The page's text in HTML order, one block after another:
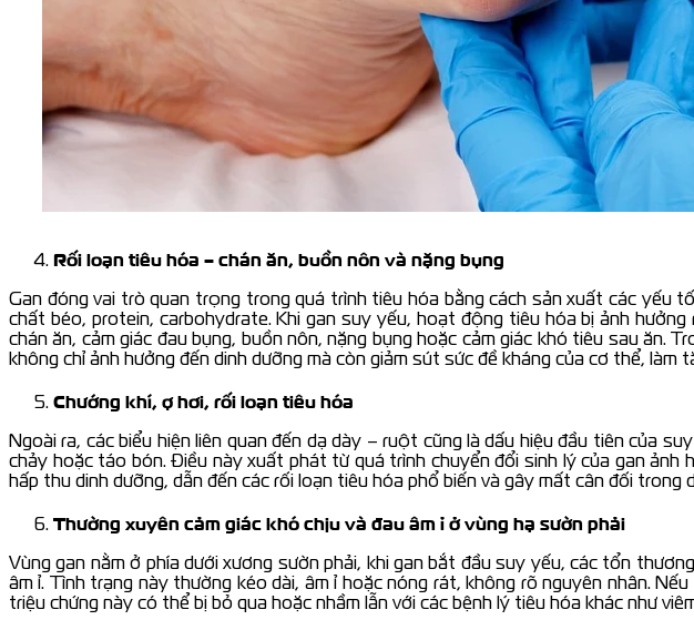
Rối loạn tiêu hóa – chán ăn, buồn nôn và nặng bụng
Gan đóng vai trò quan trọng trong quá trình tiêu hóa bằng cách sản xuất các yếu
chất béo, protein, carbohydrate. Khi gan suy yếu, hoạt động tiêu hóa bị ảnh
chán ăn, cảm giác đau bụng, buồn nôn, nặng bụng hoặc cảm giác khó tiêu sau ăn.
không chỉ ảnh hưởng đến dinh dưỡng mà còn giảm sút sức đề kháng của cơ thể, làm
Chướng khí, ợ hơi, rối loạn tiêu hóa
Ngoài ra, các biểu hiện liên quan đến dạ dày – ruột cũng là dấu hiệu đầu tiên của
chảy hoặc táo bón. Điều này xuất phát từ quá trình chuyển đổi sinh lý của gan ảnh
hấp thu dinh dưỡng, dẫn đến các rối loạn tiêu hóa phổ biến và gây mất cân đối trong
Thường xuyên cảm giác khó chịu và đau âm ỉ ở vùng hạ sườn phải
Vùng gan nằm ở phía dưới xương sườn phải, khi gan bắt đầu suy yếu, các tổn
âm ỉ. Tình trạng này thường kéo dài, âm ỉ hoặc nóng rát, không rõ nguyên nhân. Nếu
triệu chứng này có thể bị bỏ qua hoặc nhầm lẫn với các bệnh lý tiêu hóa khác như